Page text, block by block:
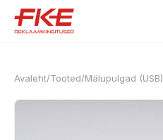
Avaleht/Tooted/Mälupulgad (USB)